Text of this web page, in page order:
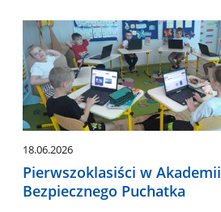
18.06.2026
Pierwszoklasiści w Akademii
Bezpiecznego Puchatka